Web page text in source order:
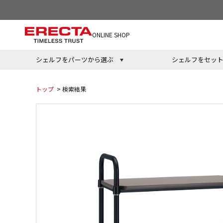
ONLINE SHOP
シェルフをパーツから選ぶ シェルフをセッ
トップ > 検索結果